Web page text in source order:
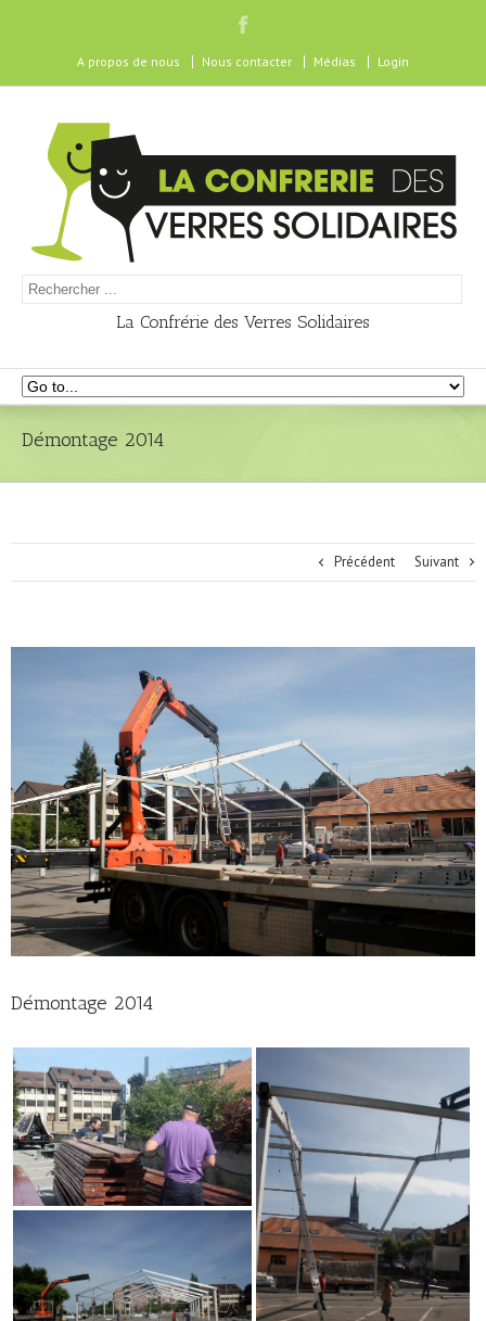
A propos de nous Nous contacter Médias Login
La Confrérie des Verres Solidaires
Démontage 2014
Précédent Suivant
Démontage 2014